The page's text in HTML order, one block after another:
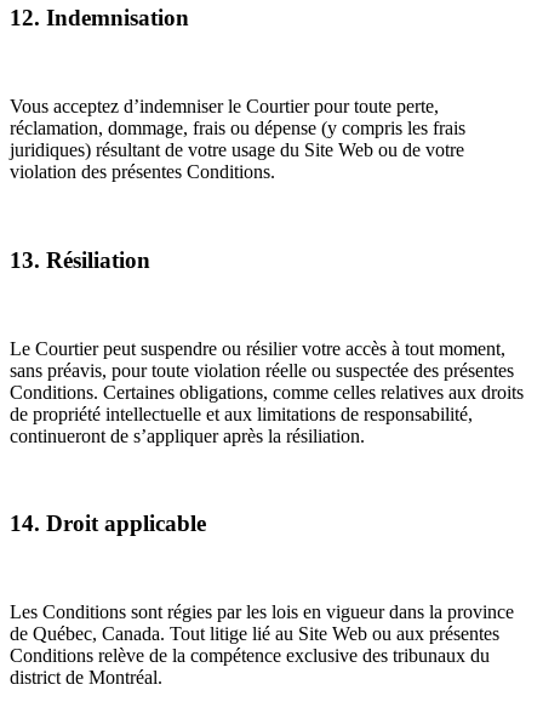
12. Indemnisation
Vous acceptez d’indemniser le Courtier pour toute perte,
réclamation, dommage, frais ou dépense (y compris les frais
juridiques) résultant de votre usage du Site Web ou de votre
violation des présentes Conditions.
13. Résiliation
Le Courtier peut suspendre ou résilier votre accès à tout moment,
sans préavis, pour toute violation réelle ou suspectée des présentes
Conditions. Certaines obligations, comme celles relatives aux droits
de propriété intellectuelle et aux limitations de responsabilité,
continueront de s’appliquer après la résiliation.
14. Droit applicable
Les Conditions sont régies par les lois en vigueur dans la province
de Québec, Canada. Tout litige lié au Site Web ou aux présentes
Conditions relève de la compétence exclusive des tribunaux du
district de Montréal.